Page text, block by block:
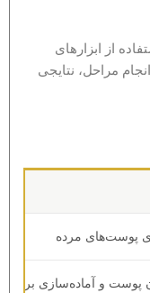
از ابزارهای
مراحل، نتایجی
پوست‌های مرده
پوست و آماده‌سازی برای